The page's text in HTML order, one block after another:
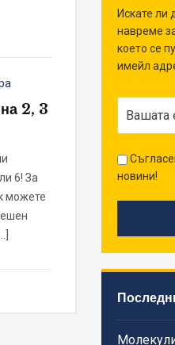
2, 3
6! За
можете
Искате ли
навреме
което се
имейл
новини!